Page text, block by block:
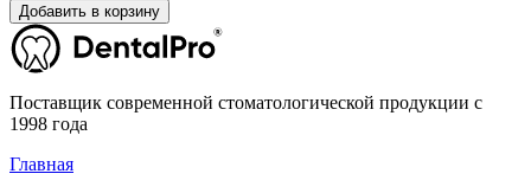
Добавить в корзину
Поставщик современной стоматологической продукции с
1998 года
Главная